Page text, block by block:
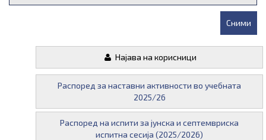
Најава на корисници
Распоред за наставни активности во учебната
2025/26
Распоред на испити за јунска и септемвриска
испитна сесија (2025/2026)